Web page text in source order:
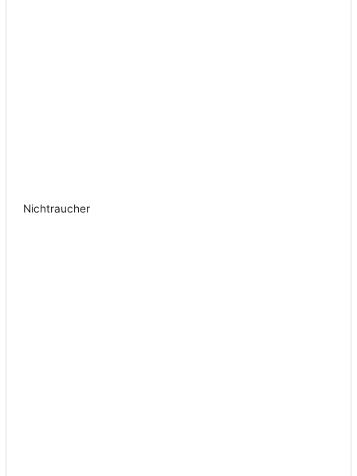
Nichtraucher